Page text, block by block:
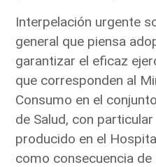
Interpelación urgente
general que piensa
garantizar el eficaz
que corresponden al
Consumo en el
de Salud, con
producido en el
como consecuencia de